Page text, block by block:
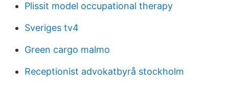
Plissit model occupational therapy
Sveriges tv4
Green cargo malmo
Receptionist advokatbyrå stockholm